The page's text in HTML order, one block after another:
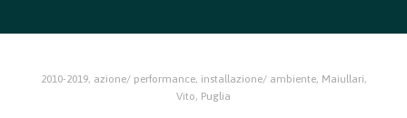
2010-2019, azione/ performance, installazione/ ambiente, Maiullari,
Vito, Puglia